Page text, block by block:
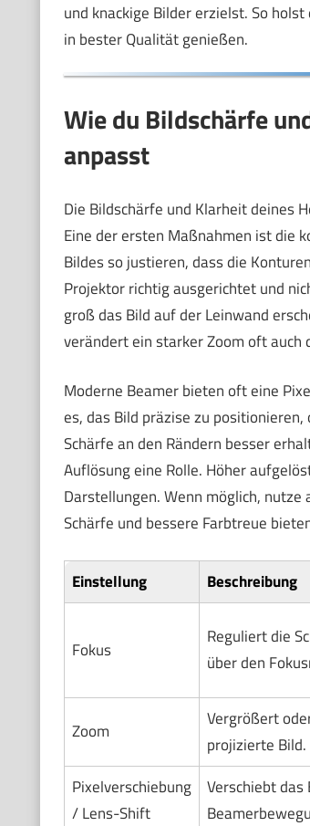
und knackige Bilder erzielst. So
in bester Qualität genießen.
Wie du Bildschärfe
anpasst
Die Bildschärfe und Klarheit deines
Eine der ersten Maßnahmen ist die
Bildes so justieren, dass die
Projektor richtig ausgerichtet und
groß das Bild auf der Leinwand
verändert ein starker Zoom oft
Moderne Beamer bieten oft eine
es, das Bild präzise zu
Schärfe an den Rändern besser
Auflösung eine Rolle. Höher
Darstellungen. Wenn möglich, nutze
Schärfe und bessere Farbtreue
Einstellung Beschreibung
Fokus
Reguliert die
über den
Zoom
Vergrößert
projizierte Bild.
Pixelverschiebung
/ Lens-Shift
Verschiebt das